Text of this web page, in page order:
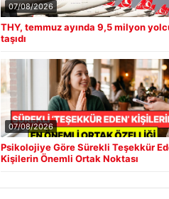
07/08/2026
THY, temmuz ayında 9,5 milyon
taşıdı
07/08/2026
Psikolojiye Göre Sürekli Teşekkür
Kişilerin Önemli Ortak Noktası